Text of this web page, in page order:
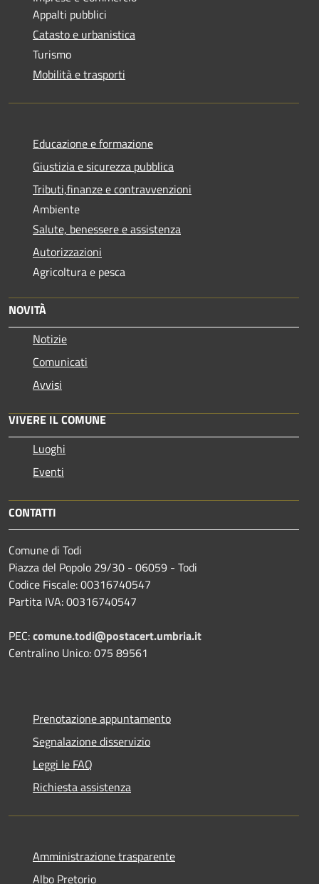
Appalti pubblici
Catasto e urbanistica
Turismo
Mobilità e trasporti
Educazione e formazione
Giustizia e sicurezza pubblica
Tributi,finanze e contravvenzioni
Ambiente
Salute, benessere e assistenza
Autorizzazioni
Agricoltura e pesca
NOVITÀ
Notizie
Comunicati
Avvisi
VIVERE IL COMUNE
Luoghi
Eventi
CONTATTI
Comune di Todi
Piazza del Popolo 29/30 - 06059 - Todi
Codice Fiscale: 00316740547
Partita IVA: 00316740547
PEC:comune.todi@postacert.umbria.it
Centralino Unico: 075 89561
Prenotazione appuntamento
Segnalazione disservizio
Leggi le FAQ
Richiesta assistenza
Amministrazione trasparente
Albo Pretorio